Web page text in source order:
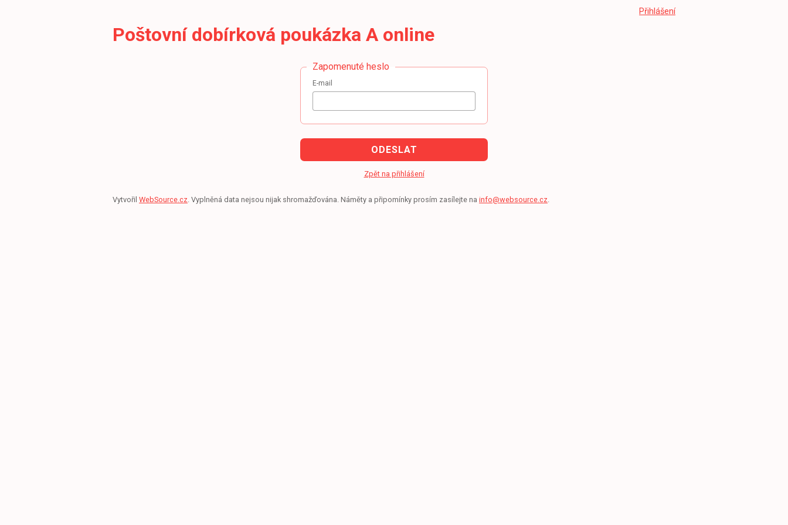
Přihlášení
Poštovní dobírková poukázka A online
Zapomenuté heslo
E-mail
ODESLAT
Zpět na přihlášení
Vytvořil WebSource.cz. Vyplněná data nejsou nijak shromažďována. Náměty a připomínky prosím zasílejte na info@websource.cz.